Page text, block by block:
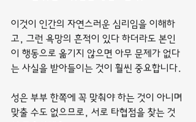
이것이 인간의 자연스러운 심리임을 이해하
고, 그런 욕망의 흔적이 있다 하더라도 본인
이 행동으로 옮기지 않으면 아무 문제가 없다
는 사실을 받아들이는 것이 훨씬 중요합니다.
성은 부부 한쪽에 꼭 맞춰야 하는 것이 아니며
맞출 수도 없으므로, 서로 타협점을 찾는 것